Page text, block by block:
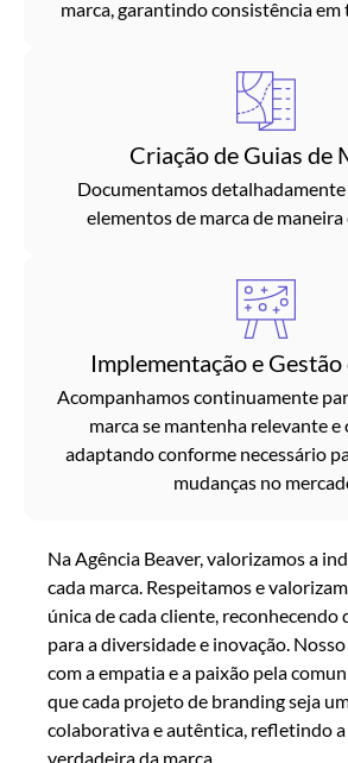
marca, garantindo consistência em
Criação de Guias de
Documentamos detalhadamente
elementos de marca de
Implementação e
Acompanhamos continuamente
marca se mantenha relevante
adaptando conforme necessário
mudanças no
Na Agência Beaver, valorizamos a
cada marca. Respeitamos e
única de cada cliente, reconhecendo
para a diversidade e inovação.
com a empatia e a paixão pela
que cada projeto de branding seja
colaborativa e autêntica, refletindo a
verdadeira da marca.